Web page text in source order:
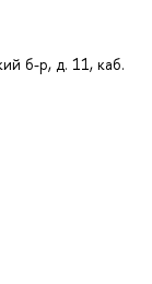
б-р, д. 11, каб.